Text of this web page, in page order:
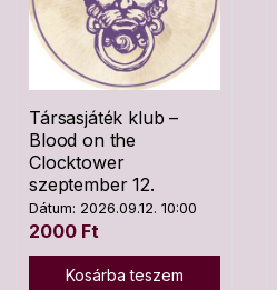
Társasjáték klub –
Blood on the
Clocktower
szeptember 12.
Dátum: 2026.09.12. 10:00
2000 Ft
Kosárba teszem